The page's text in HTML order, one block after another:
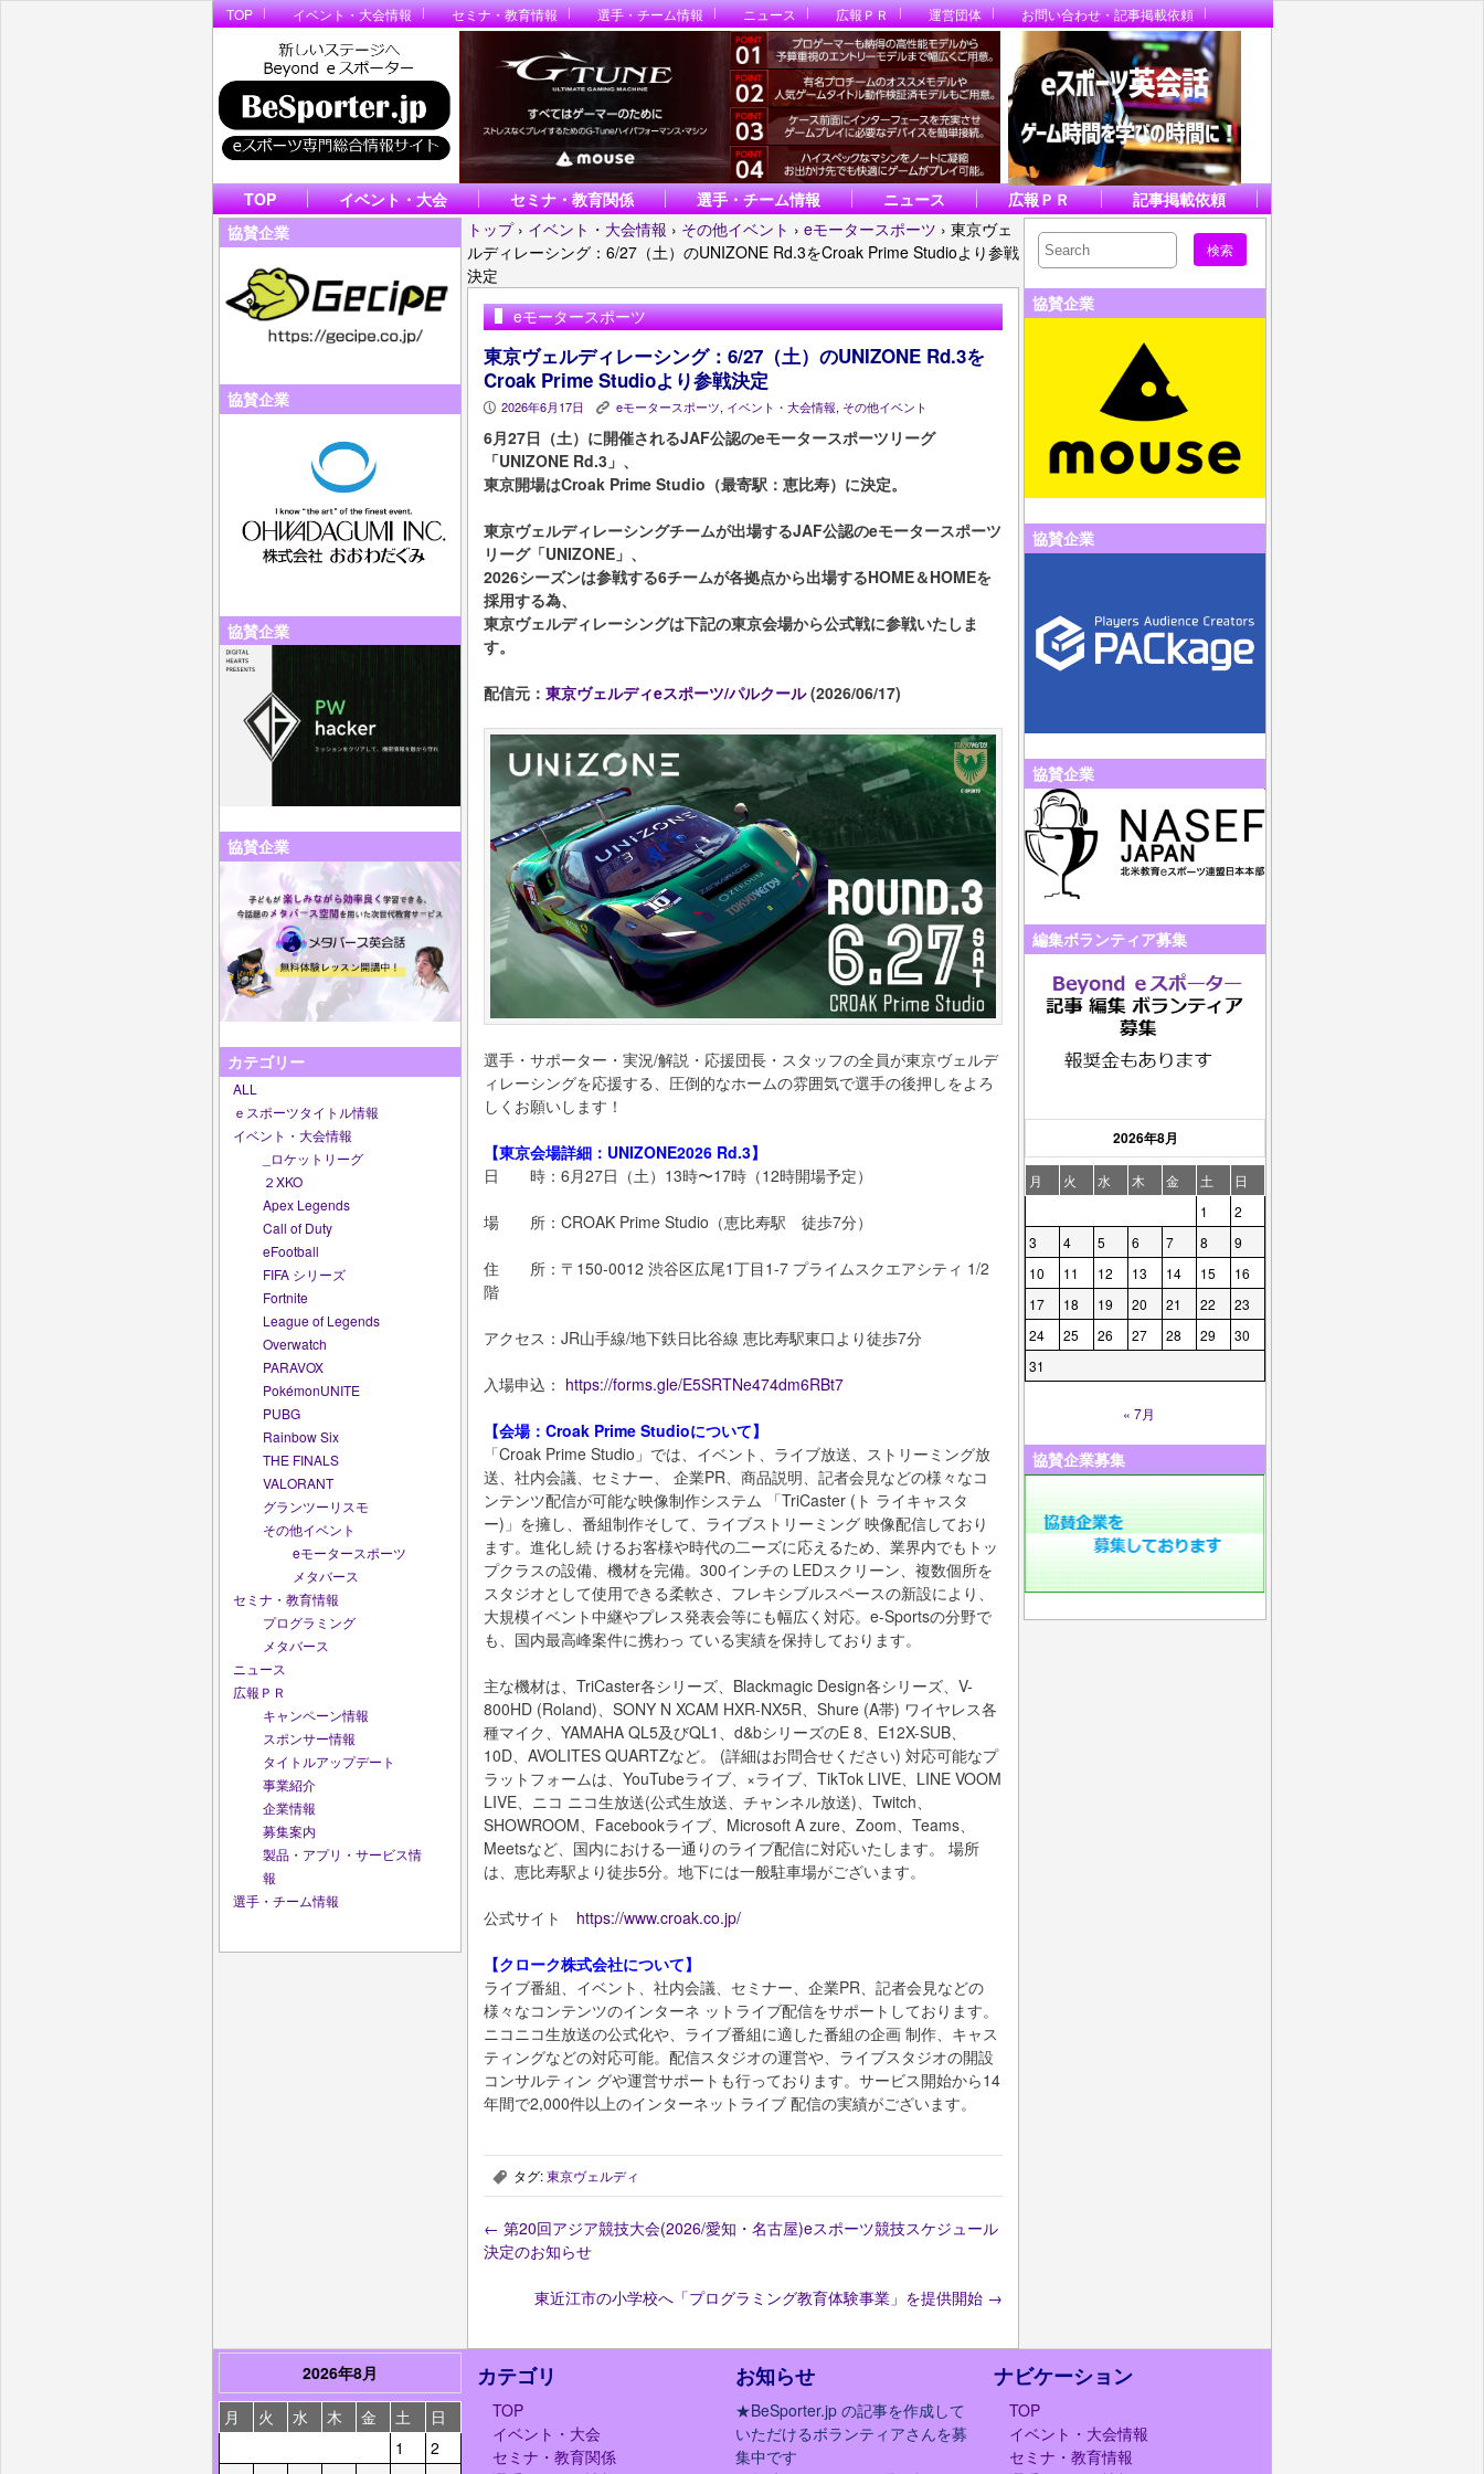
TOP イベント・大会情報 セミナ・教育情報 選手・チーム情報 ニュース 広報ＰＲ 運営団体 お問い合わせ・記事掲載依頼
TOP イベント・大会 セミナ・教育関係 選手・チーム情報 ニュース 広報ＰＲ
記事掲載依頼
協賛企業
協賛企業
協賛企業
協賛企業
カテゴリー
ALL
ｅスポーツタイトル情報
イベント・大会情報
_ロケットリーグ
２XKO
Apex Legends
Call of Duty
eFootball
FIFA シリーズ
Fortnite
League of Legends
Overwatch
PARAVOX
PokémonUNITE
PUBG
Rainbow Six
THE FINALS
VALORANT
グランツーリスモ
その他イベント
eモータースポーツ
メタバース
セミナ・教育情報
プログラミング
メタバース
ニュース
広報ＰＲ
キャンペーン情報
スポンサー情報
タイトルアップデート
事業紹介
企業情報
募集案内
製品・アプリ・サービス情
報
選手・チーム情報
トップ › イベント・大会情報 › その他イベント › eモータースポーツ › 東京ヴェ
ルディレーシング：6/27（土）のUNIZONE Rd.3をCroak Prime Studioより参戦
決定
eモータースポーツ
東京ヴェルディレーシング：6/27（土）のUNIZONE Rd.3を
Croak Prime Studioより参戦決定
P 2026年6月17日 K eモータースポーツ, イベント・大会情報, その他イベント
6月27日（土）に開催されるJAF公認のeモータースポーツリーグ
「UNIZONE Rd.3」、
東京開場はCroak Prime Studio（最寄駅：恵比寿）に決定。
東京ヴェルディレーシングチームが出場するJAF公認のeモータースポーツ
リーグ「UNIZONE」、
2026シーズンは参戦する6チームが各拠点から出場するHOME＆HOMEを
採用する為、
東京ヴェルディレーシングは下記の東京会場から公式戦に参戦いたしま
す。
配信元： 東京ヴェルディeスポーツ/パルクール(2026/06/17)
選手・サポーター・実況/解説・応援団長・スタッフの全員が東京ヴェルデ
ィレーシングを応援する、圧倒的なホームの雰囲気で選手の後押しをよろ
しくお願いします！
【東京会場詳細：UNIZONE2026 Rd.3】
日 時：6月27日（土）13時〜17時（12時開場予定）
場 所：CROAK Prime Studio（恵比寿駅 徒歩7分）
住 所：〒150-0012 渋谷区広尾1丁目1-7 プライムスクエアシティ 1/2
階
アクセス：JR山手線/地下鉄日比谷線 恵比寿駅東口より徒歩7分
入場申込： https://forms.gle/E5SRTNe474dm6RBt7
【会場：Croak Prime Studioについて】
「Croak Prime Studio」では、イベント、ライブ放送、ストリーミング放
送、社内会議、セミナー、 企業PR、商品説明、記者会見などの様々なコ
ンテンツ配信が可能な映像制作システム 「TriCaster (ト ライキャスタ
ー)」を擁し、番組制作そして、ライブストリーミング 映像配信しており
ます。進化し続 けるお客様や時代の二ーズに応えるため、業界内でもトッ
プクラスの設備、機材を完備。300インチの LEDスクリーン、複数個所を
スタジオとして使用できる柔軟さ、フレキシブルスペースの新設により、
大規模イベント中継やプレス発表会等にも幅広く対応。e-Sportsの分野で
も、国内最高峰案件に携わっ ている実績を保持しております。
主な機材は、TriCaster各シリーズ、Blackmagic Design各シリーズ、V-
800HD (Roland)、SONY N XCAM HXR-NX5R、Shure (A帯) ワイヤレス各
種マイク、YAMAHA QL5及びQL1、d&bシリーズのE 8、E12X-SUB、
10D、AVOLITES QUARTZなど。 (詳細はお問合せください) 対応可能なプ
ラットフォームは、YouTubeライブ、×ライブ、TikTok LIVE、LINE VOOM
LIVE、ニコ ニコ生放送(公式生放送、チャンネル放送)、Twitch、
SHOWROOM、Facebookライブ、Microsoft A zure、Zoom、Teams、
Meetsなど、国内における一通りのライブ配信に対応いたします。 場所
は、恵比寿駅より徒歩5分。地下には一般駐車場がございます。
公式サイト https://www.croak.co.jp/
【クローク株式会社について】
ライブ番組、イベント、社内会議、セミナー、企業PR、記者会見などの
様々なコンテンツのインターネ ットライブ配信をサポートしております。
ニコニコ生放送の公式化や、ライブ番組に適した番組の企画 制作、キャス
ティングなどの対応可能。配信スタジオの運営や、ライブスタジオの開設
コンサルティン グや運営サポートも行っております。サービス開始から14
年間で2,000件以上のインターネットライブ 配信の実績がございます。
, タグ:東京ヴェルディ
← 第20回アジア競技大会(2026/愛知・名古屋)eスポーツ競技スケジュール
決定のお知らせ
東近江市の小学校へ「プログラミング教育体験事業」を提供開始 →
協賛企業
協賛企業
協賛企業
編集ボランティア募集
2026年8月
月 火 水 木 金 土
日
1
2
3
4 5 6 7 8
9
10
11 12 13 14 15
16
17
18 19 20 21 22
23
24
25 26 27 28 29
30
31
« 7月
協賛企業募集
2026年8月
月
火 水 木 金 土
日
1
2
カテゴリ
TOP
イベント・大会
セミナ・教育関係
お知らせ
★BeSporter.jp の記事を作成して
いただけるボランティアさんを募
集中です
ナビケーション
TOP
イベント・大会情報
セミナ・教育情報